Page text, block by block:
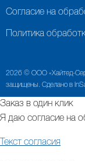
2026 © ООО «Хайтед-
защищены. Сделано в
Согласие на
Политика
Заказ в один клик
Я даю согласие на
Текст согласия